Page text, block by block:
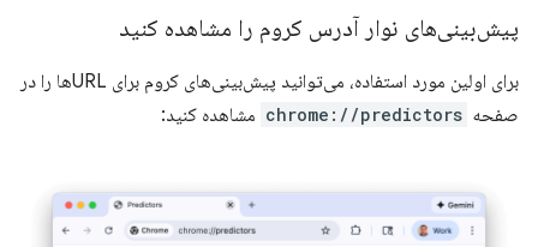
پیش‌بینی‌های نوار آدرس کروم را مشاهده کنید
برای اولین مورد استفاده، می‌توانید پیش‌بینی‌های کروم برای URLها را در
صفحه chrome://predictors مشاهده کنید: